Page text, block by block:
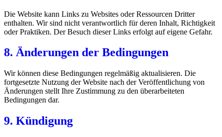
Die Website kann Links zu Websites oder Ressourcen Dritter
enthalten. Wir sind nicht verantwortlich für deren Inhalt, Richtigkeit
oder Praktiken. Der Besuch dieser Links erfolgt auf eigene Gefahr.
8. Änderungen der Bedingungen
Wir können diese Bedingungen regelmäßig aktualisieren. Die
fortgesetzte Nutzung der Website nach der Veröffentlichung von
Änderungen stellt Ihre Zustimmung zu den überarbeiteten
Bedingungen dar.
9. Kündigung